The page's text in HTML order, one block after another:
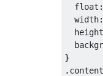
float :
width:
height
}
. content